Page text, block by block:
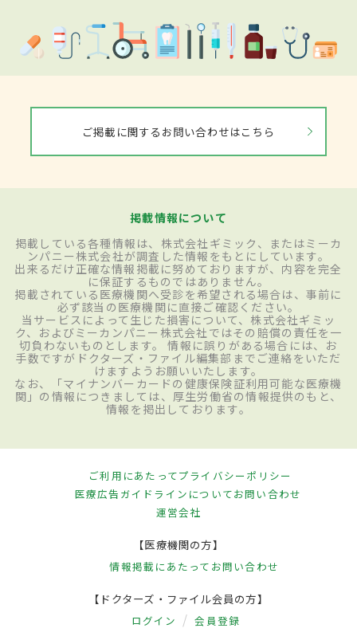
ご掲載に関するお問い合わせはこちら
掲載情報について
掲載している各種情報は、株式会社ギミック、またはミーカ
ンパニー株式会社が調査した情報をもとにしています。
出来るだけ正確な情報掲載に努めておりますが、内容を完全
に保証するものではありません。
掲載されている医療機関へ受診を希望される場合は、事前に
必ず該当の医療機関に直接ご確認ください。
当サービスによって生じた損害について、株式会社ギミッ
ク、およびミーカンパニー株式会社ではその賠償の責任を一
切負わないものとします。 情報に誤りがある場合には、お
手数ですがドクターズ・ファイル編集部までご連絡をいただ
けますようお願いいたします。
なお、「マイナンバーカードの健康保険証利用可能な医療機
関」の情報につきましては、厚生労働省の情報提供のもと、
情報を掲出しております。
ご利用にあたってプライバシーポリシー
医療広告ガイドラインについてお問い合わせ
運営会社
【医療機関の方】
情報掲載にあたって お問い合わせ
【ドクターズ・ファイル会員の方】
ログイン 会員登録